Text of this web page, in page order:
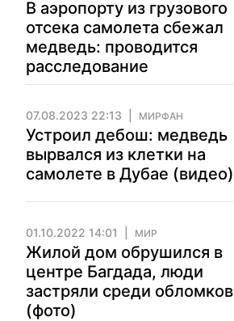
В аэропорту из грузового
отсека самолета сбежал
медведь: проводится
расследование
07.08.2023 22:13 МИРФАН
Устроил дебош: медведь
вырвался из клетки на
самолете в Дубае (видео)
01.10.2022 14:01 МИР
Жилой дом обрушился в
центре Багдада, люди
застряли среди обломков
(фото)